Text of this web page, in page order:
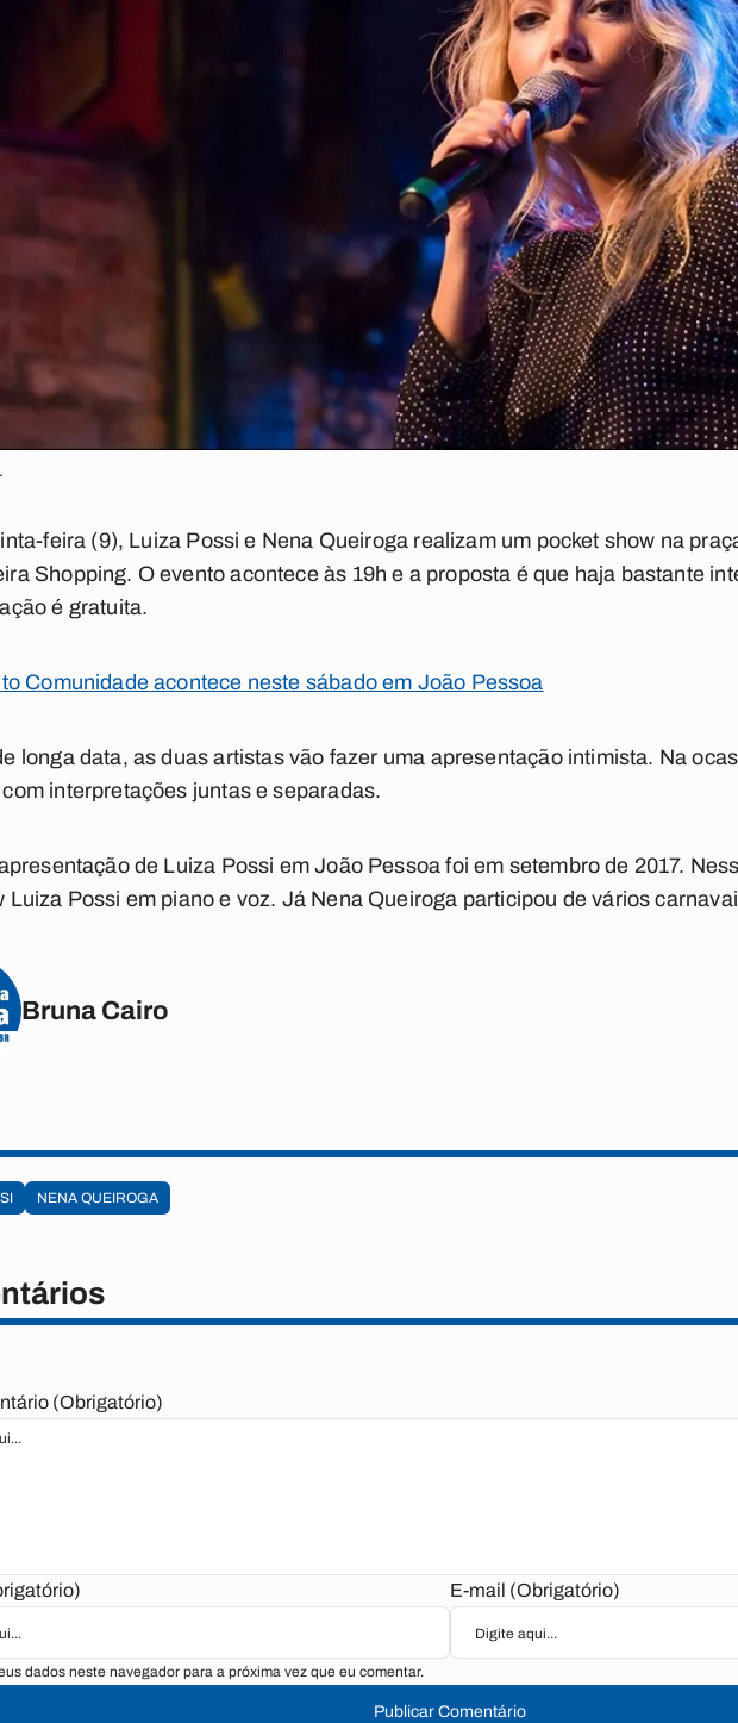
feira (9), Luiza Possi e Nena Queiroga realizam um pocket show na
Shopping. O evento acontece às 19h e a proposta é que haja bastante
é gratuita.
Comunidade acontece neste sábado em João Pessoa
longa data, as duas artistas vão fazer uma apresentação intimista. Na
interpretações juntas e separadas.
de Luiza Possi em João Pessoa foi em setembro de 2017.
Luiza Possi em piano e voz. Já Nena Queiroga participou de vários
Bruna Cairo
NENA QUEIROGA
(Obrigatório)
E-mail (Obrigatório)
dados neste navegador para a próxima vez que eu comentar.
Publicar Comentário